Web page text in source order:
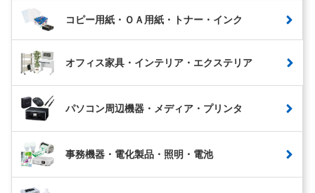
コピー用紙・ＯＡ用紙・トナー・インク
オフィス家具・インテリア・エクステリア
パソコン周辺機器・メディア・プリンタ
事務機器・電化製品・照明・電池